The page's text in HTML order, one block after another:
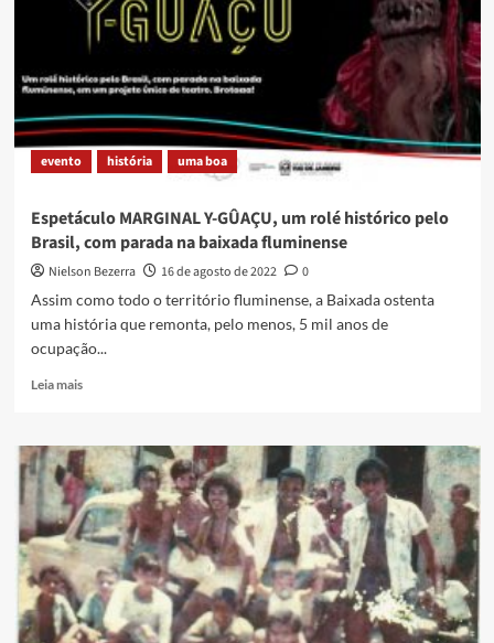
um
dia
evento
Baixada
evento história uma boa
Espetáculo MARGINAL Y-GÛAÇU, um rolé histórico pelo
Brasil, com parada na baixada fluminense
Nielson Bezerra 16 de agosto de 2022
0
Assim como todo o território fluminense, a Baixada ostenta
uma história que remonta, pelo menos, 5 mil anos de
ocupação...
Leia maisRead
Espetáculo
MARGINAL
Y-
GÛAÇU,
um
rolé
histórico
pelo
Brasil,
com